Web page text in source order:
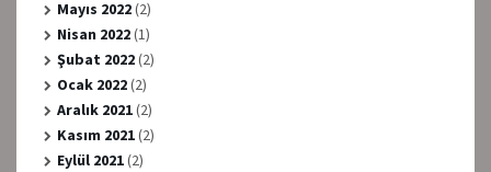
Mayıs 2022(2)
Nisan 2022(1)
Şubat 2022(2)
Ocak 2022(2)
Aralık 2021(2)
Kasım 2021(2)
Eylül 2021(2)